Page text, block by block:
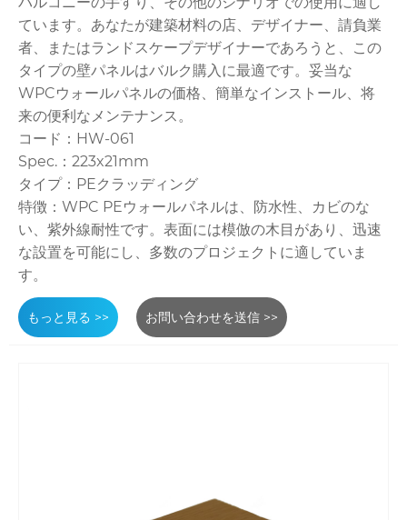
ています。あなたが建築材料の店、デザイナー、請負業
者、またはランドスケープデザイナーであろうと、この
タイプの壁パネルはバルク購入に最適です。妥当な
WPCウォールパネルの価格、簡単なインストール、将
来の便利なメンテナンス。
コード：HW-061
Spec.：223x21mm
タイプ：PEクラッディング
特徴：WPC PEウォールパネルは、防水性、カビのな
い、紫外線耐性です。表面には模倣の木目があり、迅速
な設置を可能にし、多数のプロジェクトに適していま
す。
もっと見る >> お問い合わせを送信 >>